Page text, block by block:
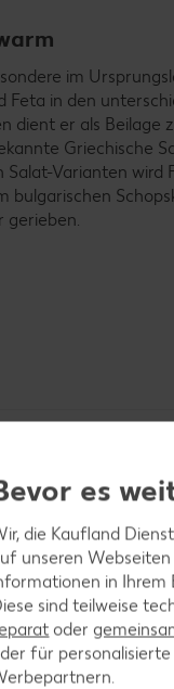
im
Feta in den
dient er als Beilage
Griechische
Varianten wird
bulgarischen
gerieben.
und besteht
aus Kuhmilch
Feta wird sowohl
Das Wort Feta
es
die Kaufland
unseren
in Ihrem
sind teilweise
oder
für